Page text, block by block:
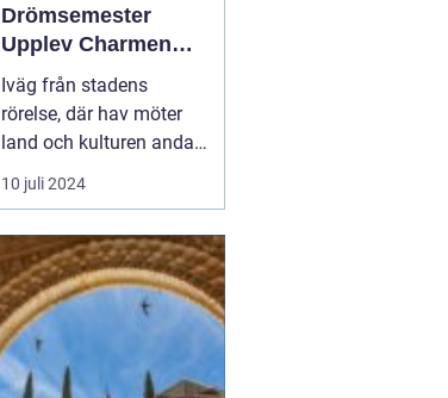
Drömsemester
Upplev Charmen
med Hotell i Halland
Iväg från stadens
rörelse, där hav möter
land och kulturen andas
historia finns ett
smultronställe som
Halland. Med sin unika
kombination av
natursköna landskap,
gastvänliga boe...
10 juli 2024